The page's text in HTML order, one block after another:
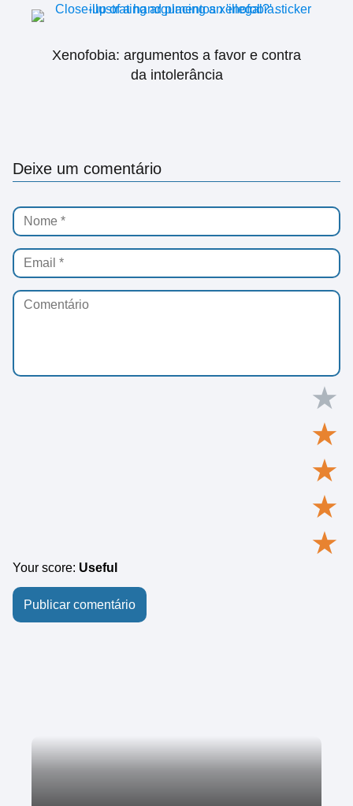
Xenofobia: argumentos a favor e contra
da intolerância
Deixe um comentário
★
★
★
★
★
Your score: Useful